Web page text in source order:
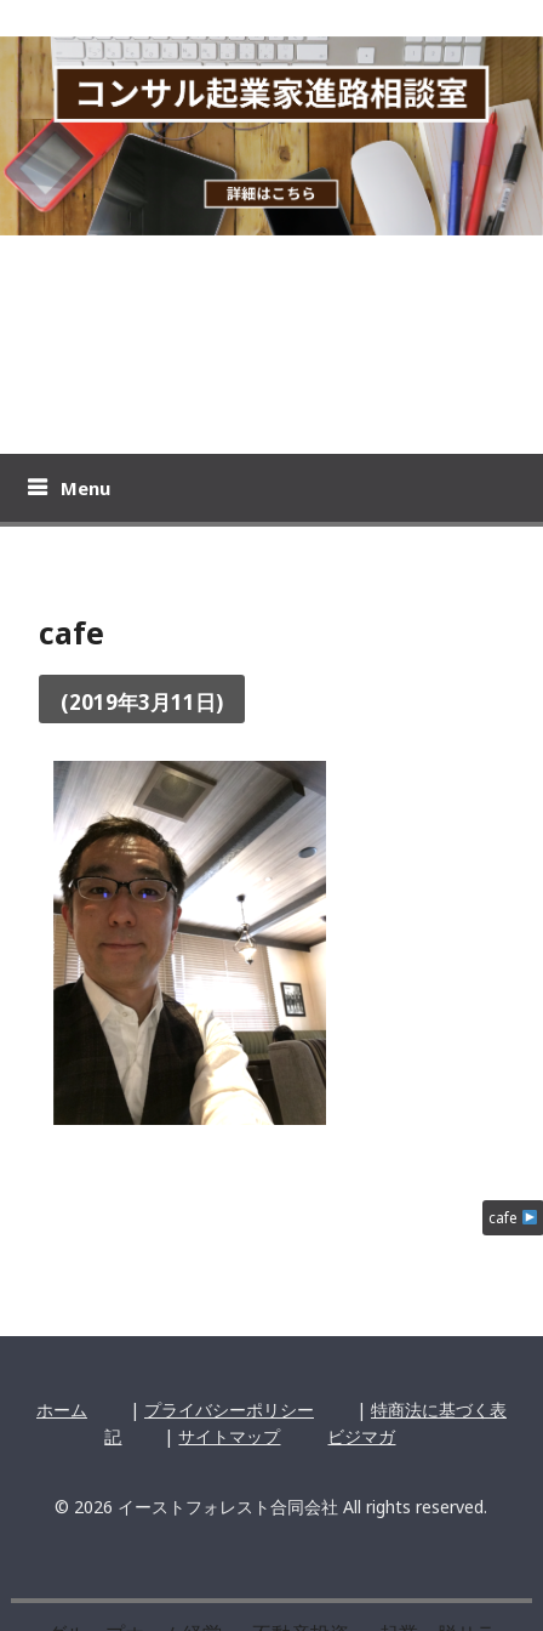
to
content
おりーのビジブロ！
Menu
cafe
(2019年3月11日)
cafe
ホーム | プライバシーポリシー | 特商法に基づく表
記
|サイトマップ ビジマガ
© 2026 イーストフォレスト合同会社 All rights reserved.